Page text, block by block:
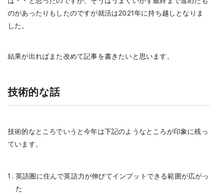
のがあったりもしたのですが就活は2021年に持ち越しとなりま
した。
結果が出ればまた改めて記事を書きたいと思います。
技術的な話
技術的なところでいうと今年は下記のようなところが印象に残っ
ています。
英語圏に住んで英語力が伸びてインプットできる範囲が広がっ
た